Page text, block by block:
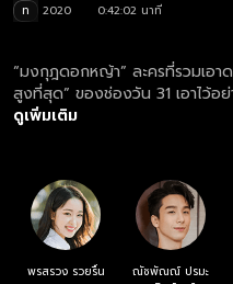
ท 2020
0:42:02 นาที
“มงกุฎดอกหญ้า” ละครที่รวมเอา
สูงที่สุด” ของช่องวัน 31 เอาไว้อ
อย่าง "เซียงเซียง พรสรวง" ปร
เห็นใจและพยายามช่วยเหลือนักร้
กลายเป็นสงครามเคล้าเสียงเพ
ดูเพิ่มเติม
พรสรวง รวยรื่น
ณัชพัณณ์ ปรมะ